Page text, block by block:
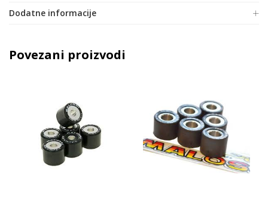
Dodatne informacije
Povezani proizvodi